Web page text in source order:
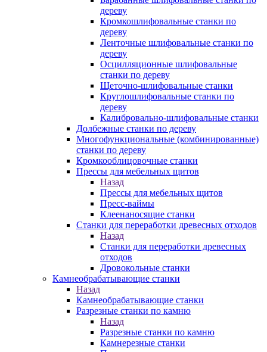
дереву
Кромкошлифовальные станки по
дереву
Ленточные шлифовальные станки по
дереву
Осцилляционные шлифовальные
станки по дереву
Щеточно-шлифовальные станки
Круглошлифовальные станки по
дереву
Калибровально-шлифовальные станки
Долбежные станки по дереву
Многофункциональные (комбинированные)
станки по дереву
Кромкооблицовочные станки
Прессы для мебельных щитов
Назад
Прессы для мебельных щитов
Пресс-ваймы
Клеенаносящие станки
Станки для переработки древесных отходов
Назад
Станки для переработки древесных
отходов
Дровокольные станки
Камнеобрабатывающие станки
Назад
Камнеобрабатывающие станки
Разрезные станки по камню
Назад
Разрезные станки по камню
Камнерезные станки